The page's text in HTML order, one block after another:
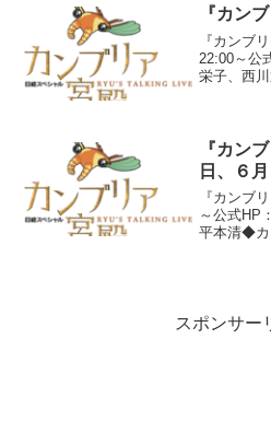
の...
『カン
『カンブ
22:00～公
栄子、西
店には...
『カン
日、６
『カンブ
～公式HP
平本清◆
スポンサー